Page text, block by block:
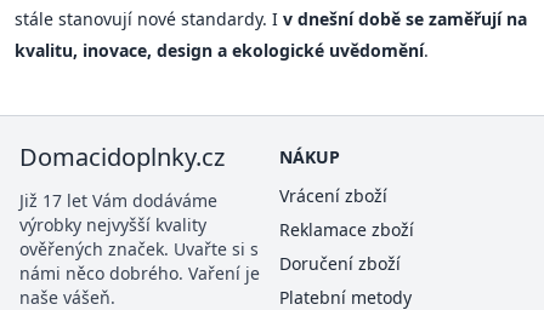
stále stanovují nové standardy. I v dnešní době se zaměřují na
kvalitu, inovace, design a ekologické uvědomění.
Domacidoplnky.cz
Již 17 let Vám dodáváme
výrobky nejvyšší kvality
ověřených značek. Uvařte si s
námi něco dobrého. Vaření je
naše vášeň.
NÁKUP
Vrácení zboží
Reklamace zboží
Doručení zboží
Platební metody